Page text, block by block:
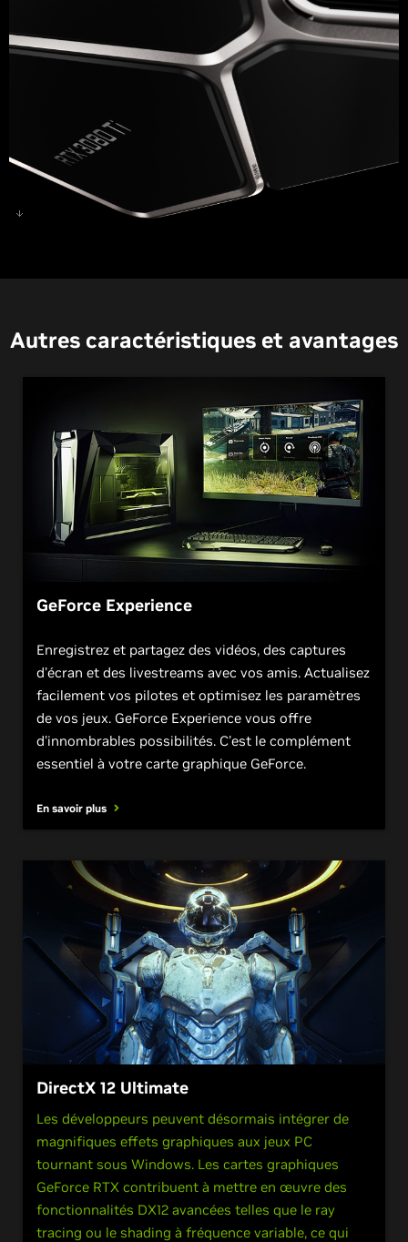
Autres caractéristiques et avantages
GeForce Experience
Enregistrez et partagez des vidéos, des captures
d'écran et des livestreams avec vos amis. Actualisez
facilement vos pilotes et optimisez les paramètres
de vos jeux. GeForce Experience vous offre
d'innombrables possibilités. C'est le complément
essentiel à votre carte graphique GeForce.
En savoir plus
DirectX 12 Ultimate
Les développeurs peuvent désormais intégrer de
magnifiques effets graphiques aux jeux PC
tournant sous Windows. Les cartes graphiques
GeForce RTX contribuent à mettre en œuvre des
fonctionnalités DX12 avancées telles que le ray
tracing ou le shading à fréquence variable, ce qui